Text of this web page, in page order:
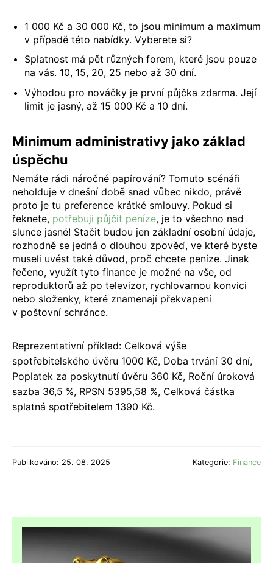
1 000 Kč a 30 000 Kč, to jsou minimum a maximum
v případě této nabídky. Vyberete si?
Splatnost má pět různých forem, které jsou pouze
na vás. 10, 15, 20, 25 nebo až 30 dní.
Výhodou pro nováčky je první půjčka zdarma. Její
limit je jasný, až 15 000 Kč a 10 dní.
Minimum administrativy jako základ
úspěchu
Nemáte rádi náročné papírování? Tomuto scénáři
neholduje v dnešní době snad vůbec nikdo, právě
proto je tu preference krátké smlouvy. Pokud si
řeknete, potřebuji půjčit peníze, je to všechno nad
slunce jasné! Stačit budou jen základní osobní údaje,
rozhodně se jedná o dlouhou zpověď, ve které byste
museli uvést také důvod, proč chcete peníze. Jinak
řečeno, využít tyto finance je možné na vše, od
reproduktorů až po televizor, rychlovarnou konvici
nebo složenky, které znamenají překvapení
v poštovní schránce.
Reprezentativní příklad: Celková výše
spotřebitelského úvěru 1000 Kč, Doba trvání 30 dní,
Poplatek za poskytnutí úvěru 360 Kč, Roční úroková
sazba 36,5 %, RPSN 5395,58 %, Celková částka
splatná spotřebitelem 1390 Kč.
Publikováno: 25. 08. 2025 Kategorie: Finance